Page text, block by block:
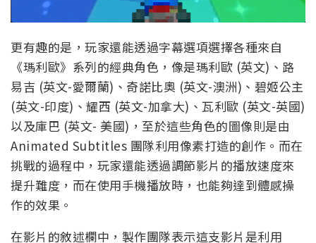
更有趣的是，玩家還能透過字幕選項選擇各種來自
《瑪利歐》系列的經典角色，像是瑪利歐 (英文)、路
易吉 (英文-愛爾蘭)、奇諾比奧 (英文-澳洲)、碧姬公主
(英文-印度)、耀西 (英文-加拿大)、瓦利歐 (英文-英國)
以及庫巴 (英文- 美國)，至於這些角色的圖像則是由
Animated Subtitles 團隊利用像素打造的創作。而在
挑戰的過程中，玩家還能透過調節影片的播放速度來
提升難度，而在使用手機播放時，也能夠達到體感操
作的效果。
在影片的敘述欄中，製作團隊表示這支影片是利用